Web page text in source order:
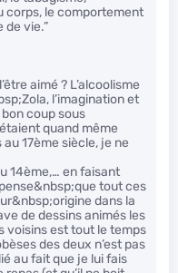
corps, le comportement
de vie.”
aimé ? L’alcoolisme
l’imagination et
coup sous
quand même
17ème siècle, je ne
14ème,… en faisant
tout ces
dans la
de dessins animés les
voisins est tout le temps
des deux n’est pas
au fait que je lui fais